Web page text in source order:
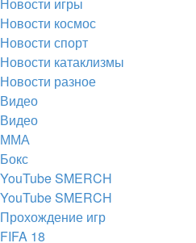
Новости игры
Новости космос
Новости спорт
Новости катаклизмы
Новости разное
Видео
Видео
ММА
Бокс
YouTube SMERCH
YouTube SMERCH
Прохождение игр
FIFA 18